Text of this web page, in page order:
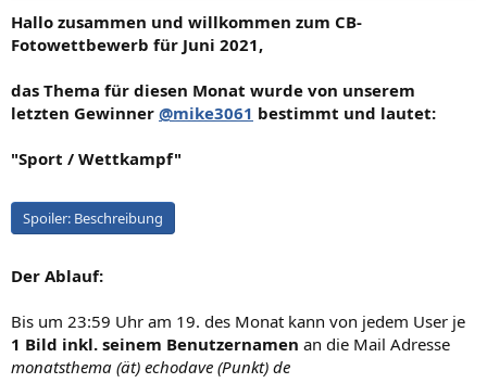
Hallo zusammen und willkommen zum CB-
Fotowettbewerb für Juni 2021,
das Thema für diesen Monat wurde von unserem
letzten Gewinner @mike3061 bestimmt und lautet:
"Sport / Wettkampf"
Spoiler: Beschreibung
Der Ablauf:
Bis um 23:59 Uhr am 19. des Monat kann von jedem User je
1 Bild inkl. seinem Benutzernamen an die Mail Adresse
monatsthema (ät) echodave (Punkt) de